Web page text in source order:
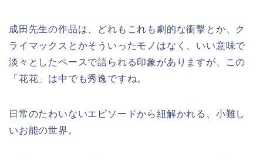
成田先生の作品は、どれもこれも劇的な衝撃とか、ク
ライマックスとかそういったモノはなく、いい意味で
淡々としたペースで語られる印象がありますが、この
「花花」は中でも秀逸ですね。
日常のたわいないエピソードから紐解かれる、小難し
いお能の世界。